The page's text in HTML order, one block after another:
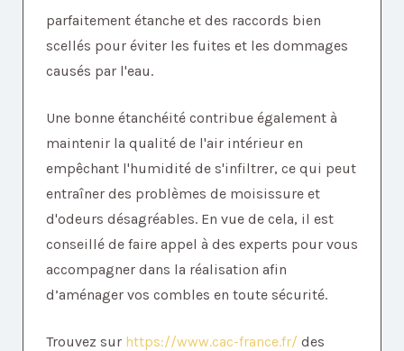
parfaitement étanche et des raccords bien
scellés pour éviter les fuites et les dommages
causés par l'eau.
Une bonne étanchéité contribue également à
maintenir la qualité de l'air intérieur en
empêchant l'humidité de s'infiltrer, ce qui peut
entraîner des problèmes de moisissure et
d'odeurs désagréables. En vue de cela, il est
conseillé de faire appel à des experts pour vous
accompagner dans la réalisation afin
d’aménager vos combles en toute sécurité.
Trouvez sur https://www.cac-france.fr/ des